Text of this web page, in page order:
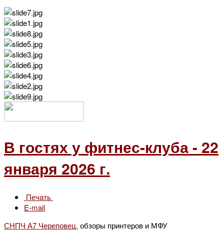
В гостях у фитнес-клуба - 22
января 2026 г.
Печать
E-mail
СНПЧ А7 Череповец, обзоры принтеров и МФУ